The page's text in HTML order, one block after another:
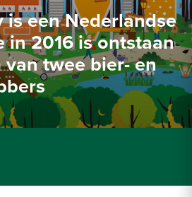
een Nederlandse
in2016is ontstaan
twee bier- en